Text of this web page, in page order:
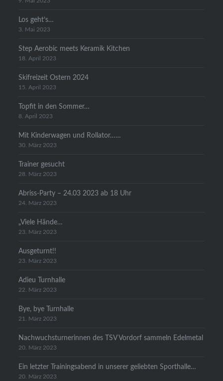
Los geht’s…
3. Mai 2023
Step Aerobic meets Keramik Kitchen
18. April 2023
Skifreizeit Ostern 2024
15. April 2023
Topfit in den Sommer…
8. April 2023
Mit Kinderwagen und Rollator……
30. März 2023
Trainer gesucht
28. März 2023
Abriss-Party – 24.03 2023 ab 18 Uhr
24. März 2023
„Viele Hände…
23. März 2023
Ausgeturnt!!
23. März 2023
Adieu Turnhalle
22. März 2023
Bye, bye Turnhalle
21. März 2023
Nachwuchsturnerinnen des TSV Vordorf sammeln Edelmetal
20. März 2023
Ein letzter Trainingsabend in unserer geliebten Sporthalle…
20. März 2023